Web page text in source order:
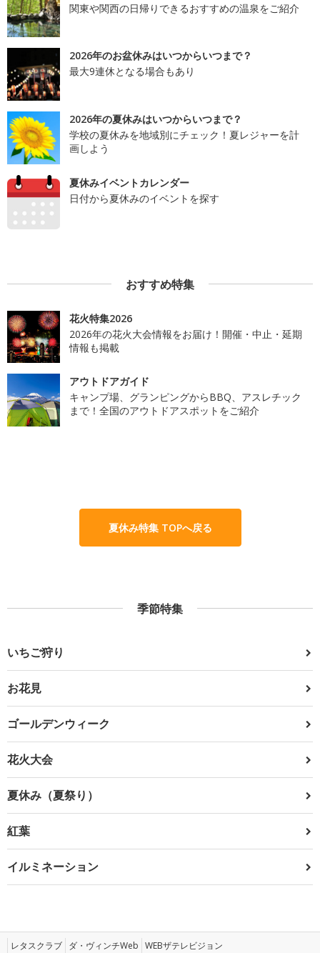
関東や関西の日帰りできるおすすめの温泉をご紹介
2026年のお盆休みはいつからいつまで？
最大9連休となる場合もあり
2026年の夏休みはいつからいつまで？
学校の夏休みを地域別にチェック！夏レジャーを計
画しよう
夏休みイベントカレンダー
日付から夏休みのイベントを探す
おすすめ特集
花火特集2026
2026年の花火大会情報をお届け！開催・中止・延期
情報も掲載
アウトドアガイド
キャンプ場、グランピングからBBQ、アスレチック
まで！全国のアウトドアスポットをご紹介
夏休み特集 TOPへ戻る
季節特集
いちご狩り
お花見
ゴールデンウィーク
花火大会
夏休み（夏祭り）
紅葉
イルミネーション
レタスクラブ ダ・ヴィンチWeb WEBザテレビジョン